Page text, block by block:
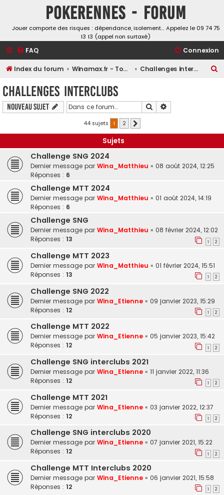
Pokerennes - Forum
Jouer comporte des risques : dépendance, isolement… Appelez le 09 74 75
13 13 (appel non surtaxé)
FAQ Connexion
Index du forum Winamax.fr - Tournois, challenges et freerolls Challenges interclubs
r
c
Challenges interclubs
Nouveau sujet Rechercher
44 sujets 1 2
Sujets
Challenge SNG 2024
Dernier message par Wina_Matthieu « 08 août 2024, 12:25
Réponses : 6
Challenge MTT 2024
Dernier message par Wina_Matthieu « 01 août 2024, 14:19
Réponses : 6
Challenge SNG
Dernier message par Wina_Matthieu « 08 février 2024, 12:02
Réponses : 13 1 2
Challenge MTT 2023
Dernier message par Wina_Matthieu « 01 février 2024, 15:51
Réponses : 13 1 2
Challenge SNG 2022
Dernier message par Wina_Etienne « 09 janvier 2023, 15:29
Réponses : 12 1 2
Challenge MTT 2022
Dernier message par Wina_Etienne « 05 janvier 2023, 15:42
Réponses : 12 1 2
Challenge SNG interclubs 2021
Dernier message par Wina_Etienne « 11 janvier 2022, 11:36
Réponses : 12 1 2
Challenge MTT 2021
Dernier message par Wina_Etienne « 03 janvier 2022, 12:37
Réponses : 12 1 2
Challenge SNG interclubs 2020
Dernier message par Wina_Etienne « 07 janvier 2021, 15:22
Réponses : 12 1 2
Challenge MTT Interclubs 2020
Dernier message par Wina_Etienne « 06 janvier 2021, 15:58
Réponses : 12 1 2